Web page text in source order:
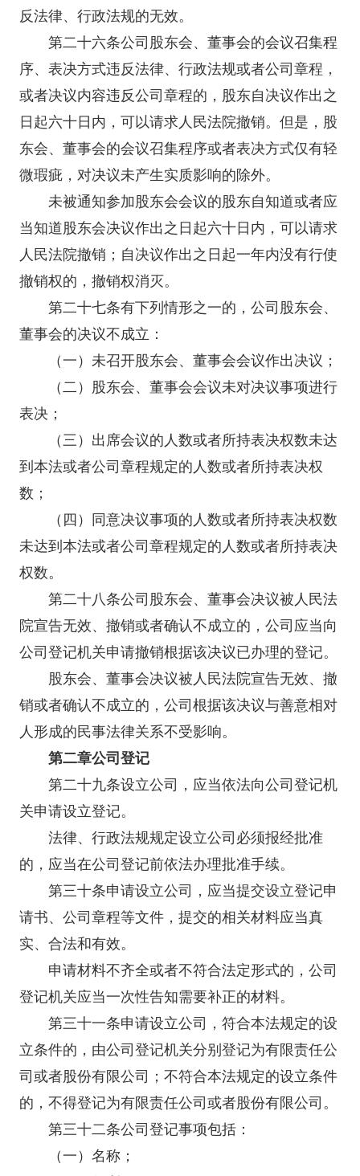
反法律、行政法规的无效。
第二十六条公司股东会、董事会的会议召集程
序、表决方式违反法律、行政法规或者公司章程，
或者决议内容违反公司章程的，股东自决议作出之
日起六十日内，可以请求人民法院撤销。但是，股
东会、董事会的会议召集程序或者表决方式仅有轻
微瑕疵，对决议未产生实质影响的除外。
未被通知参加股东会会议的股东自知道或者应
当知道股东会决议作出之日起六十日内，可以请求
人民法院撤销；自决议作出之日起一年内没有行使
撤销权的，撤销权消灭。
第二十七条有下列情形之一的，公司股东会、
董事会的决议不成立：
（一）未召开股东会、董事会会议作出决议；
（二）股东会、董事会会议未对决议事项进行
表决；
（三）出席会议的人数或者所持表决权数未达
到本法或者公司章程规定的人数或者所持表决权
数；
（四）同意决议事项的人数或者所持表决权数
未达到本法或者公司章程规定的人数或者所持表决
权数。
第二十八条公司股东会、董事会决议被人民法
院宣告无效、撤销或者确认不成立的，公司应当向
公司登记机关申请撤销根据该决议已办理的登记。
股东会、董事会决议被人民法院宣告无效、撤
销或者确认不成立的，公司根据该决议与善意相对
人形成的民事法律关系不受影响。
第二章公司登记
第二十九条设立公司，应当依法向公司登记机
关申请设立登记。
法律、行政法规规定设立公司必须报经批准
的，应当在公司登记前依法办理批准手续。
第三十条申请设立公司，应当提交设立登记申
请书、公司章程等文件，提交的相关材料应当真
实、合法和有效。
申请材料不齐全或者不符合法定形式的，公司
登记机关应当一次性告知需要补正的材料。
第三十一条申请设立公司，符合本法规定的设
立条件的，由公司登记机关分别登记为有限责任公
司或者股份有限公司；不符合本法规定的设立条件
的，不得登记为有限责任公司或者股份有限公司。
第三十二条公司登记事项包括：
（一）名称；